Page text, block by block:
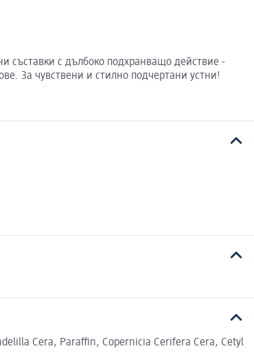
съставки с дълбоко подхранващо действие -
За чувствени и стилно подчертани устни!
Cera, Paraffin, Copernicia Cerifera Cera, Cetyl